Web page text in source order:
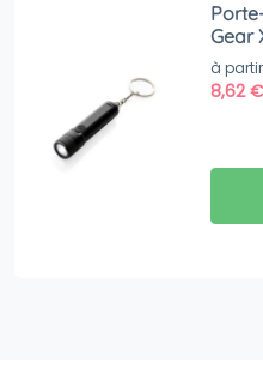
Gear
à
8,62€